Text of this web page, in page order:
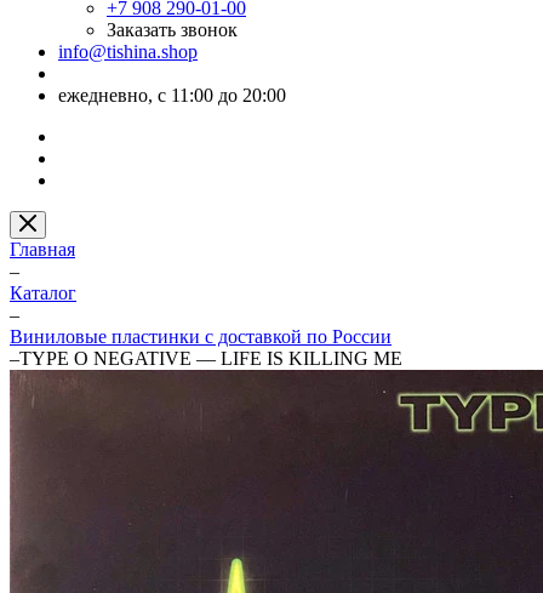
+7 908 290-01-00
Заказать звонок
info@tishina.shop
ежедневно, с 11:00 до 20:00
Главная
–
Каталог
–
Виниловые пластинки с доставкой по России
–TYPE O NEGATIVE — LIFE IS KILLING ME